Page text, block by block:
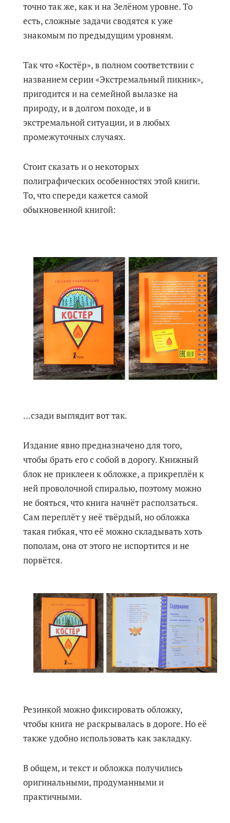
точно так же, как и на Зелёном уровне. То
есть, сложные задачи сводятся к уже
знакомым по предыдущим уровням.
Так что «Костёр», в полном соответствии с
названием серии «Экстремальный пикник»,
пригодится и на семейной вылазке на
природу, и в долгом походе, и в
экстремальной ситуации, и в любых
промежуточных случаях.
Стоит сказать и о некоторых
полиграфических особенностях этой книги.
То, что спереди кажется самой
обыкновенной книгой:
...сзади выглядит вот так.
Издание явно предназначено для того,
чтобы брать его с собой в дорогу. Книжный
блок не приклеен к обложке, а прикреплён к
ней проволочной спиралью, поэтому можно
не бояться, что книга начнёт расползаться.
Сам переплёт у неё твёрдый, но обложка
такая гибкая, что её можно складывать хоть
пополам, она от этого не испортится и не
порвётся.
Резинкой можно фиксировать обложку,
чтобы книга не раскрывалась в дороге. Но её
также удобно использовать как закладку.
В общем, и текст и обложка получились
оригинальными, продуманными и
практичными.